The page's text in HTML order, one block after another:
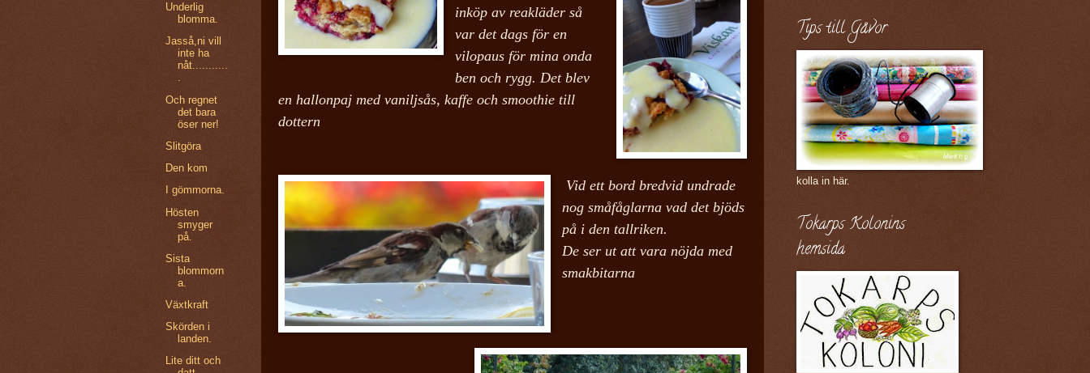
inköp av reakläder så
var det dags för en
vilopaus för mina onda
ben och rygg. Det blev
en hallonpaj med vaniljsås, kaffe och smoothie till
dottern
Vid ett bord bredvid undrade
nog småfåglarna vad det bjöds
på i den tallriken.
De ser ut att vara nöjda med
smakbitarna
Underlig
blomma.
Jasså,ni vill
inte ha
nåt...........
.
Och regnet
det bara
öser ner!
Slitgöra
Den kom
I gömmorna.
Hösten
smyger
på.
Sista
blommorn
a.
Växtkraft
Skörden i
landen.
Lite ditt och
Tips till Gåvor
kolla in här.
Tokarps Kolonins
hemsida